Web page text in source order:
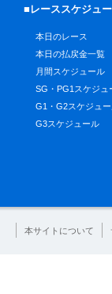
■レーススケジュ
本日のレース
本日の払戻金一覧
月間スケジュール
SG・PG1スケジュ
G1・G2スケジュ
G3スケジュール
本サイトについて